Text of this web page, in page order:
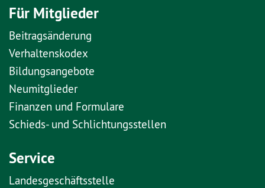
Für Mitglieder
Beitragsänderung
Verhaltenskodex
Bildungsangebote
Neumitglieder
Finanzen und Formulare
Schieds- und Schlichtungsstellen
Service
Landesgeschäftsstelle